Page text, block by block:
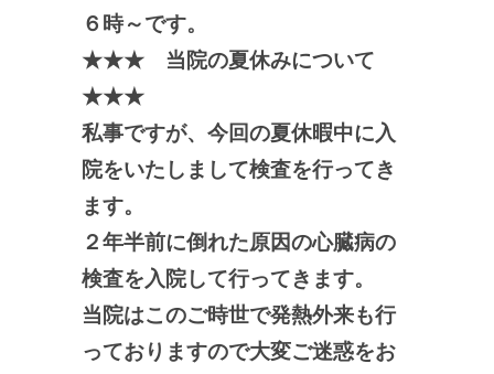
６時～です。
★★★ 当院の夏休みについて
★★★
私事ですが、今回の夏休暇中に入
院をいたしまして検査を行ってき
ます。
２年半前に倒れた原因の心臓病の
検査を入院して行ってきます。
当院はこのご時世で発熱外来も行
っておりますので大変ご迷惑をお